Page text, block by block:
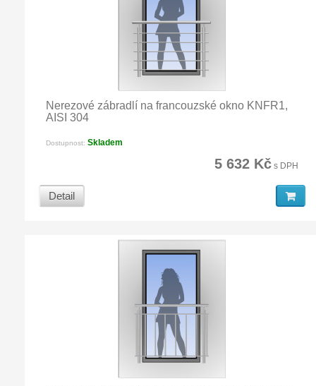
Nerezové zábradlí na francouzské okno KNFR1,
AISI 304
Dostupnost: Skladem
5 632 Kč s DPH
Detail